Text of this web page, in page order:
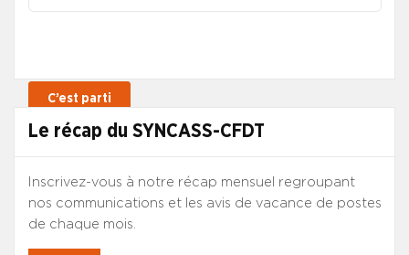
Le récap du SYNCASS-CFDT
Inscrivez-vous à notre récap mensuel regroupant
nos communications et les avis de vacance de postes
de chaque mois.